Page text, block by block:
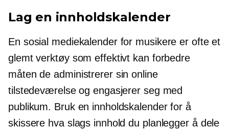
Lag en innholdskalender
En sosial mediekalender for musikere er ofte et
glemt verktøy som effektivt kan forbedre
måten de administrerer sin online
tilstedeværelse og engasjerer seg med
publikum. Bruk en innholdskalender for å
skissere hva slags innhold du planlegger å dele